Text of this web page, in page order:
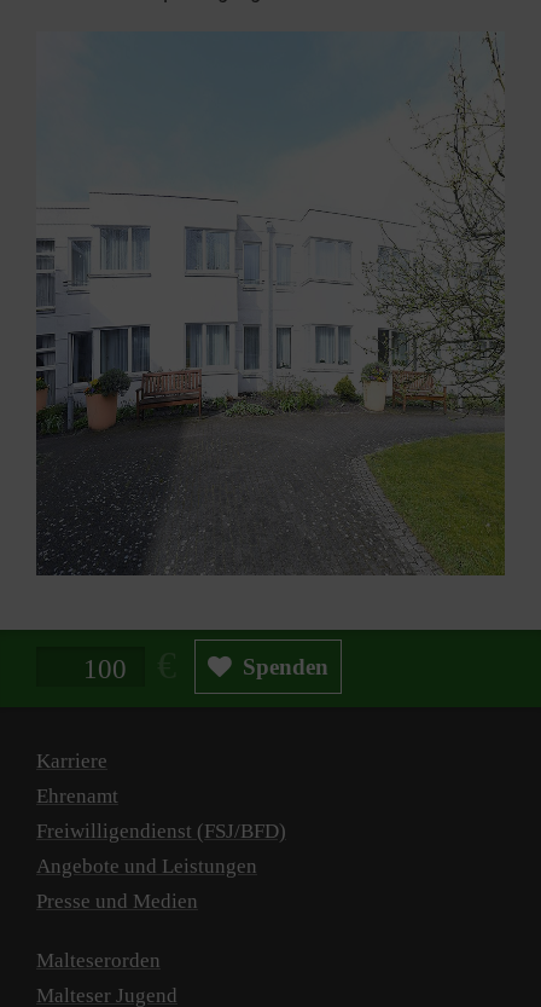
Spendenbetrag in Euro Spenden
Karriere
Ehrenamt
Freiwilligendienst (FSJ/BFD)
Angebote und Leistungen
Presse und Medien
Malteserorden
Malteser Jugend